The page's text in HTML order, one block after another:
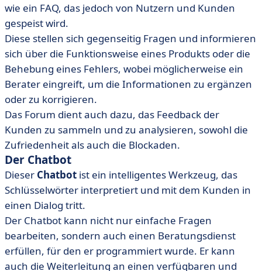
wie ein FAQ, das jedoch von Nutzern und Kunden
gespeist wird.
Diese stellen sich gegenseitig Fragen und informieren
sich über die Funktionsweise eines Produkts oder die
Behebung eines Fehlers, wobei möglicherweise ein
Berater eingreift, um die Informationen zu ergänzen
oder zu korrigieren.
Das Forum dient auch dazu, das Feedback der
Kunden zu sammeln und zu analysieren, sowohl die
Zufriedenheit als auch die Blockaden.
Der Chatbot
Dieser Chatbot ist ein intelligentes Werkzeug, das
Schlüsselwörter interpretiert und mit dem Kunden in
einen Dialog tritt.
Der Chatbot kann nicht nur einfache Fragen
bearbeiten, sondern auch einen Beratungsdienst
erfüllen, für den er programmiert wurde. Er kann
auch die Weiterleitung an einen verfügbaren und